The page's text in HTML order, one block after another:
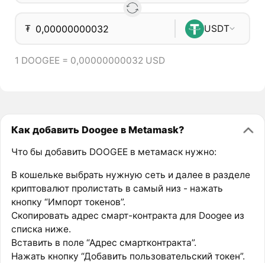
₮ USDT
1 DOOGEE = 0,00000000032 USD
Как добавить Doogee в Metamask?
Что бы добавить DOOGEE в метамаск нужно:
В кошельке выбрать нужную сеть и далее в разделе
криптовалют пролистать в самый низ - нажать
кнопку “Импорт токенов”.
Скопировать адрес смарт-контракта для Doogee из
списка ниже.
Вставить в поле “Адрес смартконтракта”.
Нажать кнопку “Добавить пользовательский токен”.